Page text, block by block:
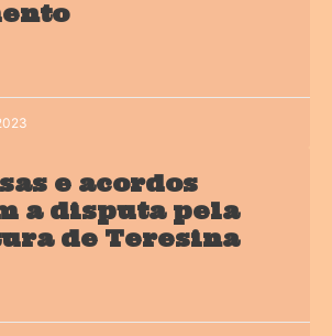
e acordos
a disputa pela
de Teresina